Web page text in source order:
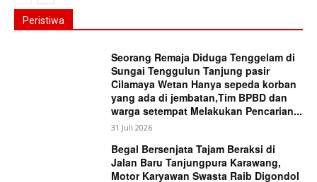
Peristiwa
Seorang Remaja Diduga Tenggelam di
Sungai Tenggulun Tanjung pasir
Cilamaya Wetan Hanya sepeda korban
yang ada di jembatan,Tim BPBD dan
warga setempat Melakukan Pencarian...
31 Juli 2026
Begal Bersenjata Tajam Beraksi di
Jalan Baru Tanjungpura Karawang,
Motor Karyawan Swasta Raib Digondol